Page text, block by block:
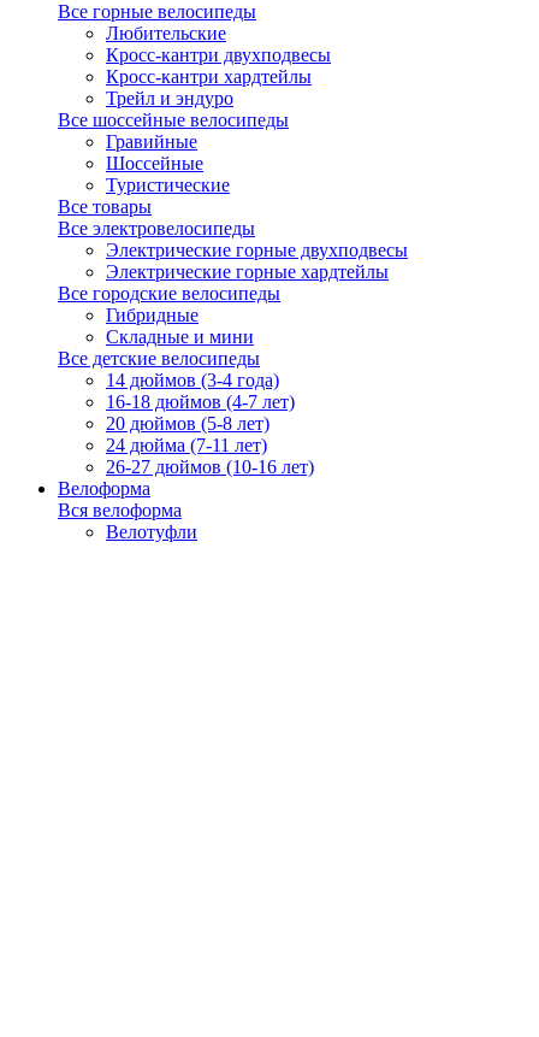
Все горные велосипеды
Любительские
Кросс-кантри двухподвесы
Кросс-кантри хардтейлы
Трейл и эндуро
Все шоссейные велосипеды
Гравийные
Шоссейные
Туристические
Все товары
Все электровелосипеды
Электрические горные двухподвесы
Электрические горные хардтейлы
Все городские велосипеды
Гибридные
Складные и мини
Все детские велосипеды
14 дюймов (3-4 года)
16-18 дюймов (4-7 лет)
20 дюймов (5-8 лет)
24 дюйма (7-11 лет)
26-27 дюймов (10-16 лет)
Велоформа
Вся велоформа
Велотуфли